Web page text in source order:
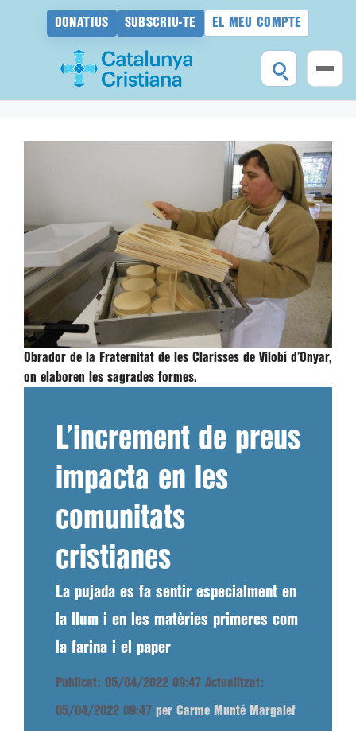
DONATIUS SUBSCRIU-TE EL MEU COMPTE
Obrador de la Fraternitat de les Clarisses de Vilobí d’Onyar,
on elaboren les sagrades formes.
L’increment de preus
impacta en les
comunitats
cristianes
La pujada es fa sentir especialment en
la llum i en les matèries primeres com
la farina i el paper
Publicat: 05/04/2022 09:47 Actualitzat:
05/04/2022 09:47 per Carme Munté Margalef